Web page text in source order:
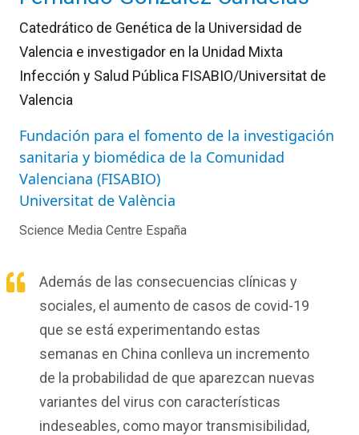
Catedrático de Genética de la Universidad de
Valencia e investigador en la Unidad Mixta
Infección y Salud Pública FISABIO/Universitat de
Valencia
Fundación para el fomento de la investigación
sanitaria y biomédica de la Comunidad
Valenciana (FISABIO)
Universitat de València
Science Media Centre España
Además de las consecuencias clínicas y
sociales, el aumento de casos de covid-19
que se está experimentando estas
semanas en China conlleva un incremento
de la probabilidad de que aparezcan nuevas
variantes del virus con características
indeseables, como mayor transmisibilidad,